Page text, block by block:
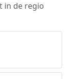
in de regio